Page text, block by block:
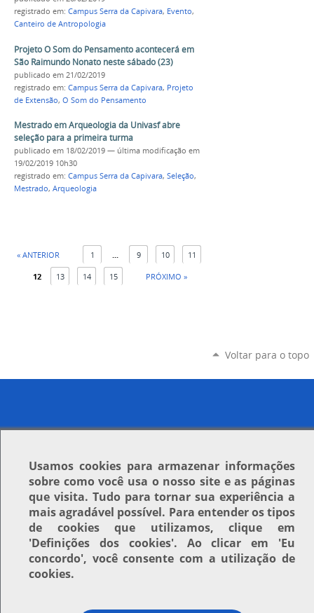
registrado em: Campus Serra da Capivara, Evento,
Canteiro de Antropologia
Projeto O Som do Pensamento acontecerá em
São Raimundo Nonato neste sábado (23)
publicado em 21/02/2019
registrado em: Campus Serra da Capivara, Projeto
de Extensão, O Som do Pensamento
Mestrado em Arqueologia da Univasf abre
seleção para a primeira turma
publicado em 18/02/2019 — última modificação em
19/02/2019 10h30
registrado em: Campus Serra da Capivara, Seleção,
Mestrado, Arqueologia
« ANTERIOR 1 ... 9 10 11
12 13 14 15 PRÓXIMO »
Voltar para o topo
Usamos cookiespara armazenar informações
sobre como você usa o nosso site e as páginas
que visita. Tudo para tornar sua experiência a
mais agradável possível. Para entender os tipos
de cookies que utilizamos, clique em
'Definições dos cookies'. Ao clicar em 'Eu
concordo', você consente com a utilização de
cookies.